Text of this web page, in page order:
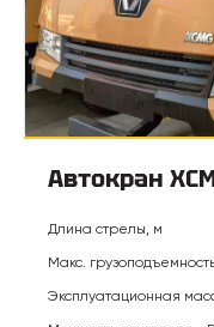
Автокран
Длина стрелы, м
Макс.
Эксплуатационная